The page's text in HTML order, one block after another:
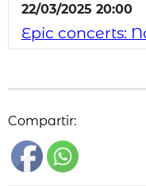
22/03/2025 20:00
Epic concerts:
Compartir: